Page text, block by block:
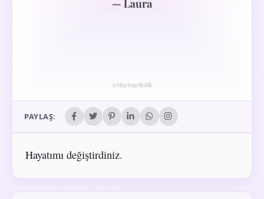
PAYLAŞ:
Hayatımı değiştirdiniz.